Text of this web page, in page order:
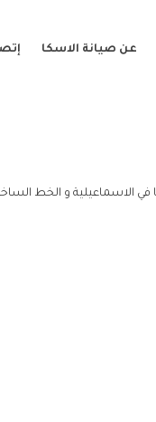
عن صيانة الاسكا
الاسماعيلية و الخط